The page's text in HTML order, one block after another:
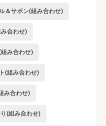
＆サボン(組み合わせ)
合わせ)
み合わせ)
(組み合わせ)
み合わせ)
(組み合わせ)